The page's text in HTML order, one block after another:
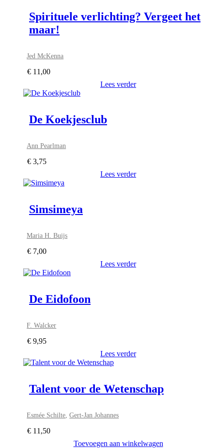
Spirituele verlichting? Vergeet het
maar!
Jed McKenna
€ 11,00
Lees verder
De Koekjesclub
Ann Pearlman
€ 3,75
Lees verder
Simsimeya
Maria H. Buijs
€ 7,00
Lees verder
De Eidofoon
F. Walcker
€ 9,95
Lees verder
Talent voor de Wetenschap
Esmée Schilte ,Gert-Jan Johannes
€ 11,50
Toevoegen aan winkelwagen